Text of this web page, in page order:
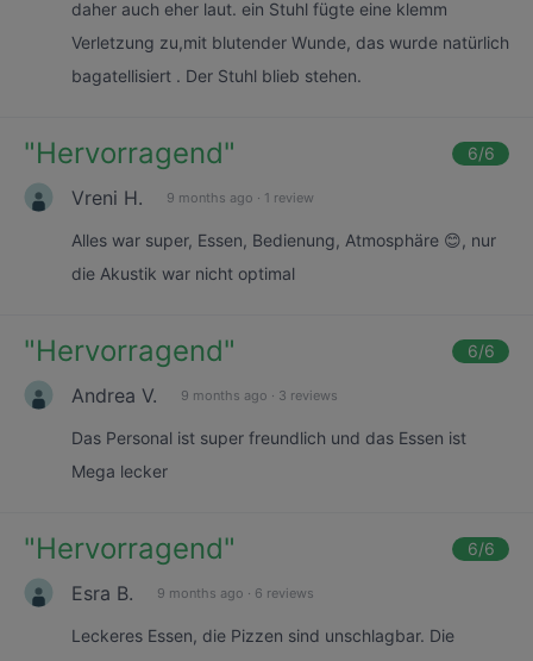
daher auch eher laut. ein Stuhl fügte eine klemm
Verletzung zu,mit blutender Wunde, das wurde natürlich
bagatellisiert . Der Stuhl blieb stehen.
"Hervorragend" 6/6
Vreni H. 9 months ago · 1 review
Alles war super, Essen, Bedienung, Atmosphäre 😊, nur
die Akustik war nicht optimal
"Hervorragend" 6/6
Andrea V. 9 months ago · 3 reviews
Das Personal ist super freundlich und das Essen ist
Mega lecker
"Hervorragend" 6/6
Esra B. 9 months ago · 6 reviews
Leckeres Essen, die Pizzen sind unschlagbar. Die